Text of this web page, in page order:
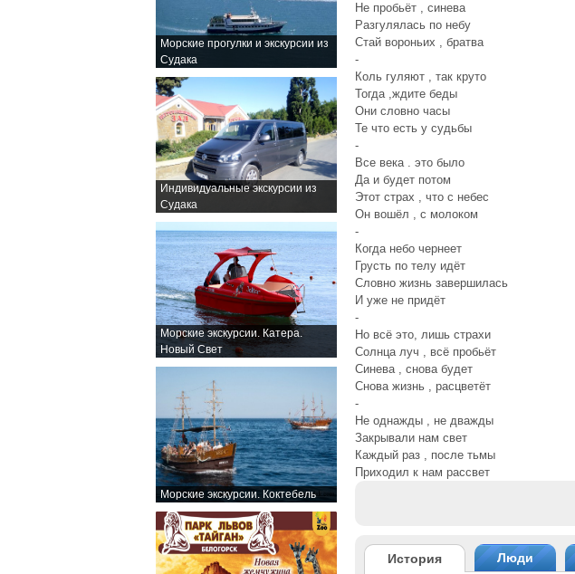
Морские прогулки и экскурсии из
Судака
Индивидуальные экскурсии из
Судака
Морские экскурсии. Катера.
Новый Свет
Морские экскурсии. Коктебель
Не пробьёт , синева
Разгулялась по небу
Стай вороньих , братва
-
Коль гуляют , так круто
Тогда ,ждите беды
Они словно часы
Те что есть у судьбы
-
Все века . это было
Да и будет потом
Этот страх , что с небес
Он вошёл , с молоком
-
Когда небо чернеет
Грусть по телу идёт
Словно жизнь завершилась
И уже не придёт
-
Но всё это, лишь страхи
Солнца луч , всё пробьёт
Синева , снова будет
Снова жизнь , расцветёт
-
Не однажды , не дважды
Закрывали нам свет
Каждый раз , после тьмы
Приходил к нам рассвет
История Люди